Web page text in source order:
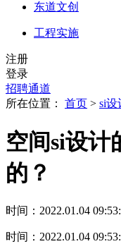
东道文创
工程实施
注册
登录
招聘通道
所在位置： 首页 > si设
空间si设计
的？
时间：2022.01.04
时间：2022.01.04